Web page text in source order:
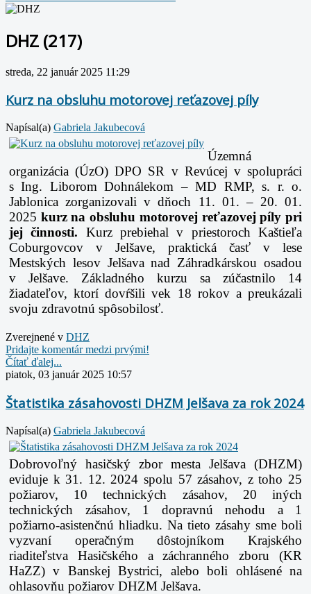
DHZ (217)
streda, 22 január 2025 11:29
Kurz na obsluhu motorovej reťazovej píly
Napísal(a) Gabriela Jakubecová
Územná
organizácia (ÚzO) DPO SR v Revúcej v spolupráci
s Ing. Liborom Dohnálekom – MD RMP, s. r. o.
Jablonica zorganizovali v dňoch 11. 01. – 20. 01.
2025 kurz na obsluhu motorovej reťazovej píly pri
jej činnosti. Kurz prebiehal v priestoroch Kaštieľa
Coburgovcov v Jelšave, praktická časť v lese
Mestských lesov Jelšava nad Záhradkárskou osadou
v Jelšave. Základného kurzu sa zúčastnilo 14
žiadateľov, ktorí dovŕšili vek 18 rokov a preukázali
svoju zdravotnú spôsobilosť.
Zverejnené v DHZ
Pridajte komentár medzi prvými!
Čítať ďalej...
piatok, 03 január 2025 10:57
Štatistika zásahovosti DHZM Jelšava za rok 2024
Napísal(a) Gabriela Jakubecová
Dobrovoľný hasičský zbor mesta Jelšava (DHZM)
eviduje k 31. 12. 2024 spolu 57 zásahov, z toho 25
požiarov, 10 technických zásahov, 20 iných
technických zásahov, 1 dopravnú nehodu a 1
požiarno-asistenčnú hliadku. Na tieto zásahy sme boli
vyzvaní operačným dôstojníkom Krajského
riaditeľstva Hasičského a záchranného zboru (KR
HaZZ) v Banskej Bystrici, alebo boli ohlásené na
ohlasovňu požiarov DHZM Jelšava.